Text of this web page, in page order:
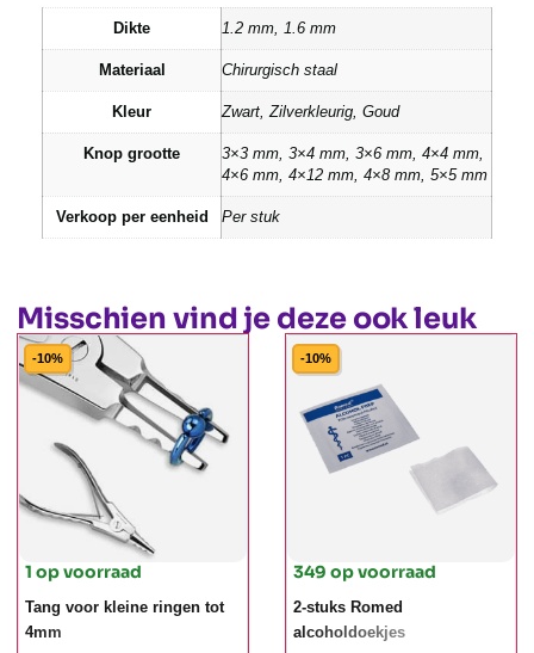
Dikte 1.2 mm, 1.6 mm
Materiaal Chirurgisch staal
Kleur Zwart, Zilverkleurig, Goud
Knop grootte
3×3 mm, 3×4 mm, 3×6 mm, 4×4 mm,
4×6 mm, 4×12 mm, 4×8 mm, 5×5 mm
Verkoop per eenheid Per stuk
Misschien vind je deze ook leuk
-10%
1 op voorraad
Tang voor kleine ringen tot
4mm
-10%
349 op voorraad
2-stuks Romed
alcoholdoekjes